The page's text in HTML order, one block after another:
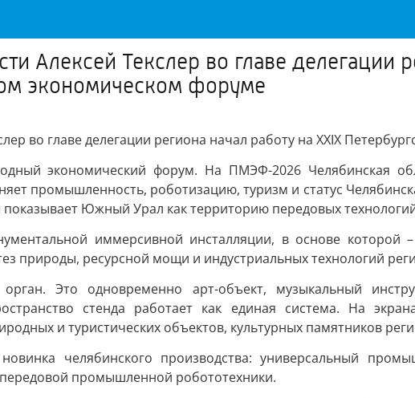
Алексей Текслер во главе делегации
экономическом форуме
во главе делегации региона начал работу на XXIX
экономический форум. На ПМЭФ-2026 Челябинская
промышленность, роботизацию, туризм и статус
Южный Урал как территорию передовых
иммерсивной инсталляции, в основе которой
природы, ресурсной мощи и индустриальных технологий
Это одновременно арт-объект, музыкальный
стенда работает как единая система. На
и туристических объектов, культурных памятников
челябинского производства: универсальный
промышленной робототехники.